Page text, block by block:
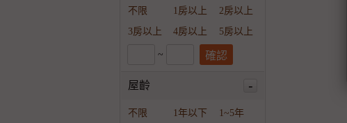
不限 1房以上
2房以上
3房以上
4房以上 5房以上
~
屋齡 -
不限 1年以下
1~5年